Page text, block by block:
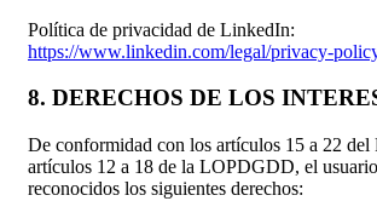
Política de privacidad de LinkedIn:
https://www.linkedin.com/legal/privacy-
8. DERECHOS DE LOS
De conformidad con los artículos 15 a 22
artículos 12 a 18 de la LOPDGDD, el
reconocidos los siguientes derechos: